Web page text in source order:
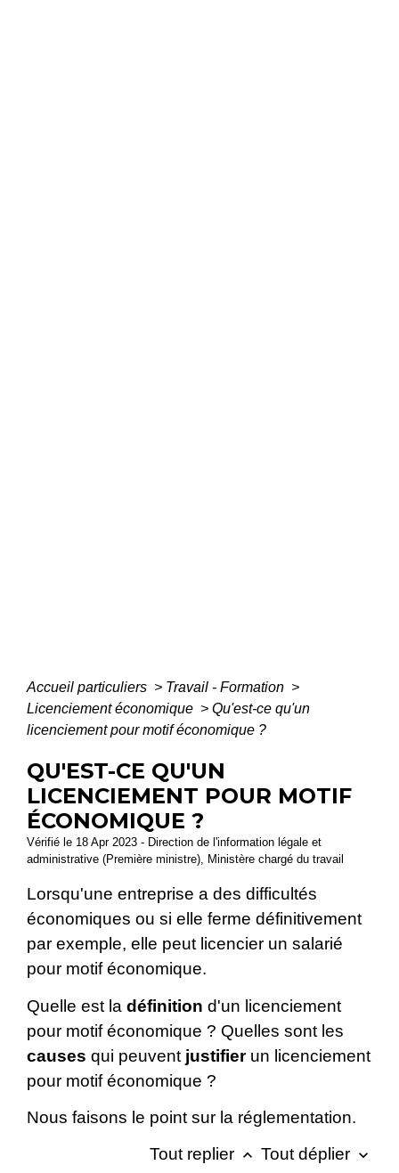
Accueil particuliers > Travail - Formation >
Licenciement économique > Qu'est-ce qu'un
licenciement pour motif économique ?
QU'EST-CE QU'UN
LICENCIEMENT POUR MOTIF
ÉCONOMIQUE ?
Vérifié le 18 Apr 2023 - Direction de l'information légale et
administrative (Première ministre), Ministère chargé du travail
Lorsqu'une entreprise a des difficultés
économiques ou si elle ferme définitivement
par exemple, elle peut licencier un salarié
pour motif économique.
Quelle est la définition d'un licenciement
pour motif économique ? Quelles sont les
causes qui peuvent justifierun licenciement
pour motif économique ?
Nous faisons le point sur la réglementation.
Tout replier keyboard_arrow_up Tout déplier keyboard_arrow_down